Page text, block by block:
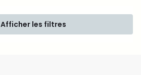
Afficher les filtres